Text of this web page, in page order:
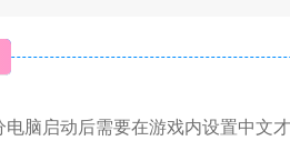
脑启动后需要在游戏内设置中文才